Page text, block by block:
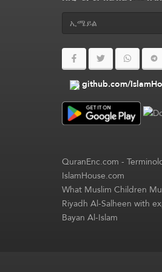
github.com/
QuranEnc.com-
IslamHouse.com
What Muslim Children
Riyadh Al-Salheen with
Bayan Al-Islam